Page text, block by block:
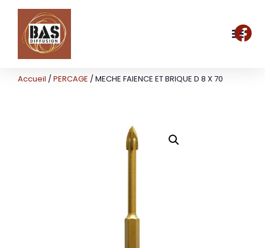
Accueil /PERCAGE / MECHE FAIENCE ET BRIQUE D 8 X 70